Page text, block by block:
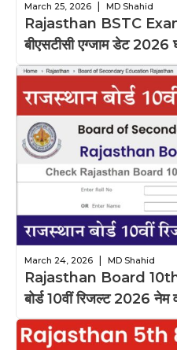
March 25, 2026 MD Shahid
Rajasthan BSTC
बीएसटीसी एग्जाम डेट 2026
March 24, 2026 | MD Shahid
Rajasthan Board
बोर्ड 10वीं रिजल्ट 2026